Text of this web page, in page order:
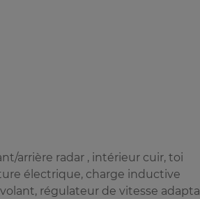
arrière radar , intérieur cuir, toi
électrique, charge inductive
régulateur de vitesse